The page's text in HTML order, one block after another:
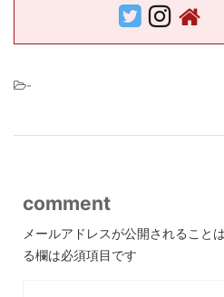
-
comment
メールアドレスが公開されること
る欄は必須項目です